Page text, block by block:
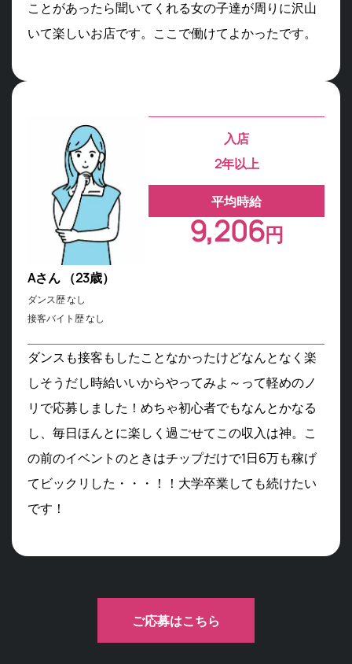
ことがあったら聞いてくれる女の子達が周りに沢山
いて楽しいお店です。ここで働けてよかったです。
Aさん （23歳）
入店
2年以上
平均時給
9,206円
ダンス歴 なし
接客バイト歴 なし
ダンスも接客もしたことなかったけどなんとなく楽
しそうだし時給いいからやってみよ～って軽めのノ
リで応募しました！めちゃ初心者でもなんとかなる
し、毎日ほんとに楽しく過ごせてこの収入は神。こ
の前のイベントのときはチップだけで1日6万も稼げ
てビックリした・・・！！大学卒業しても続けたい
です！
ご応募はこちら